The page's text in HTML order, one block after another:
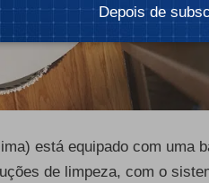
está equipado com uma
de limpeza, com o
Depois de